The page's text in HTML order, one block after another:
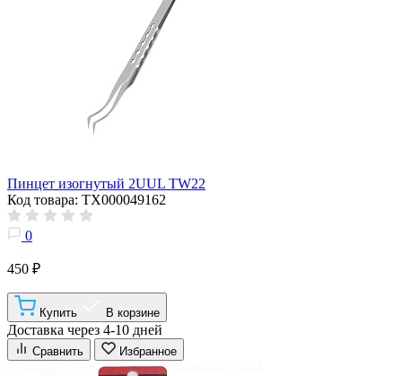
Пинцет изогнутый 2UUL TW22
Код товара: ТХ000049162
0
450 ₽
Купить В корзине
Доставка через 4-10 дней
Сравнить Избранное